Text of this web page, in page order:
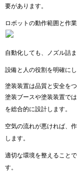
要があります。
ロボットの動作範囲と作
自動化しても、ノズル詰
設備と人の役割を明確に
塗装装置は品質と安全を
塗装ブースや塗装装置で
を総合的に設計します。
空気の流れが悪ければ、
します。
適切な環境を整えること
す。